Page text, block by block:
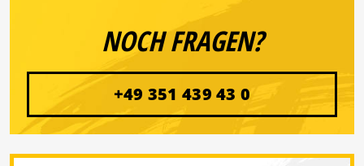
NOCH FRAGEN?
+49 351 439 43 0